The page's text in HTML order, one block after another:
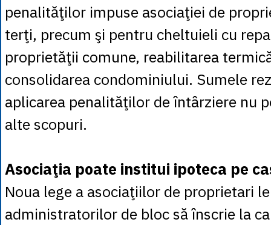
penalităţilor impuse asociaţiei de
terţi, precum şi pentru cheltuieli cu
proprietăţii comune, reabilitarea
consolidarea condominiului. Sumele
aplicarea penalităţilor de întârziere nu
alte scopuri.
Asociaţia poate institui ipoteca pe
Noua lege a asociaţiilor de proprietari
administratorilor de bloc să înscrie la